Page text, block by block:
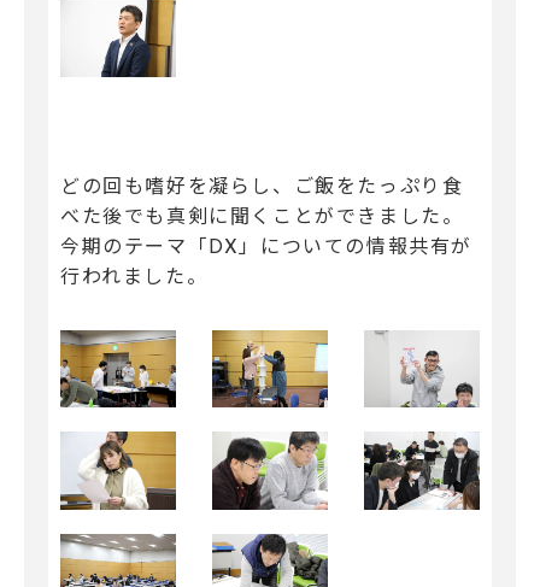
どの回も嗜好を凝らし、ご飯をたっぷり食
べた後でも真剣に聞くことができました。
今期のテーマ「DX」についての情報共有が
行われました。